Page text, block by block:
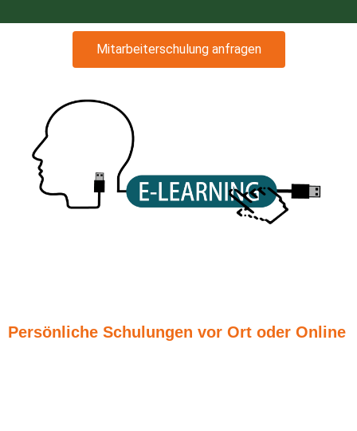
Mitarbeiterschulung anfragen
Persönliche Schulungen vor Ort oder Online